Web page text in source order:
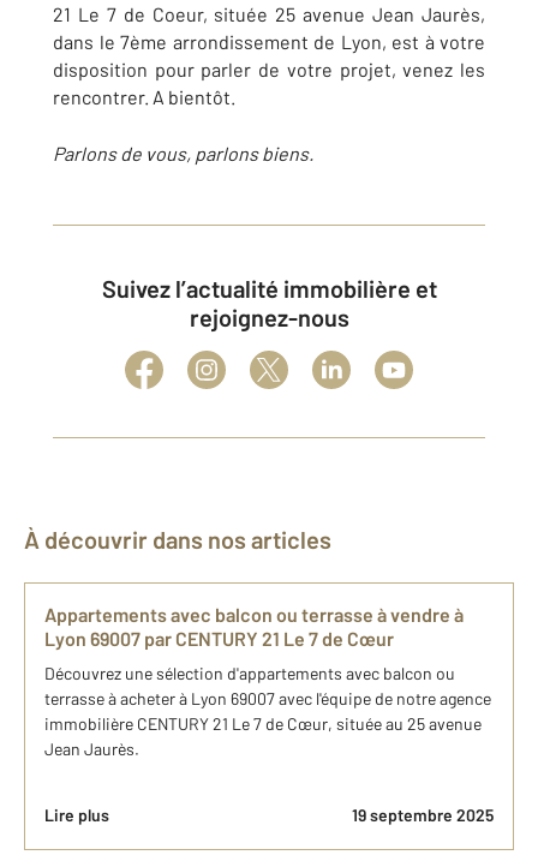
21 Le 7 de Coeur, située 25 avenue Jean Jaurès,
dans le 7ème arrondissement de Lyon, est à votre
disposition pour parler de votre projet, venez les
rencontrer. A bientôt.
Parlons de vous, parlons biens.
Suivez l’actualité immobilière et
rejoignez-nous
À découvrir dans nos articles
Appartements avec balcon ou terrasse à vendre à
Lyon 69007 par CENTURY 21 Le 7 de Cœur
Découvrez une sélection d'appartements avec balcon ou
terrasse à acheter à Lyon 69007 avec l'équipe de notre agence
immobilière CENTURY 21 Le 7 de Cœur, située au 25 avenue
Jean Jaurès.
Lire plus 19 septembre 2025